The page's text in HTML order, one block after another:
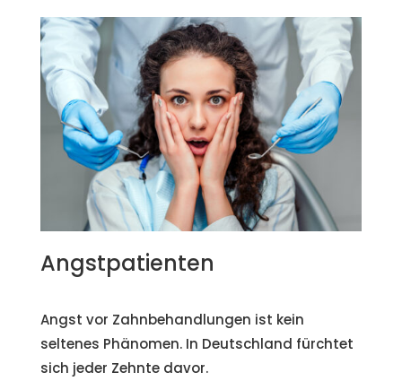
Angstpatienten
Angst vor Zahnbehandlungen ist kein
seltenes Phänomen. In Deutschland fürchtet
sich jeder Zehnte davor.